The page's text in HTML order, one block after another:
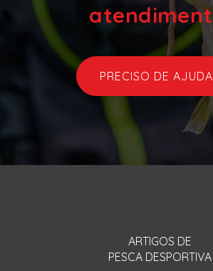
atendim|
PRECISO DE AJUDA
ARTIGOS DE
PESCA DESPORTIVA